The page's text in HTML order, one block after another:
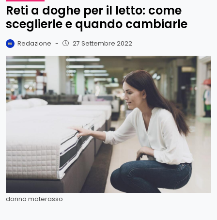
Reti a doghe per il letto: come
sceglierle e quando cambiarle
Redazione - 27 Settembre 2022
donna materasso